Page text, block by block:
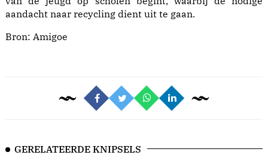
aandacht naar recycling dient uit te gaan.
Bron: Amigoe
GERELATEERDE KNIPSELS